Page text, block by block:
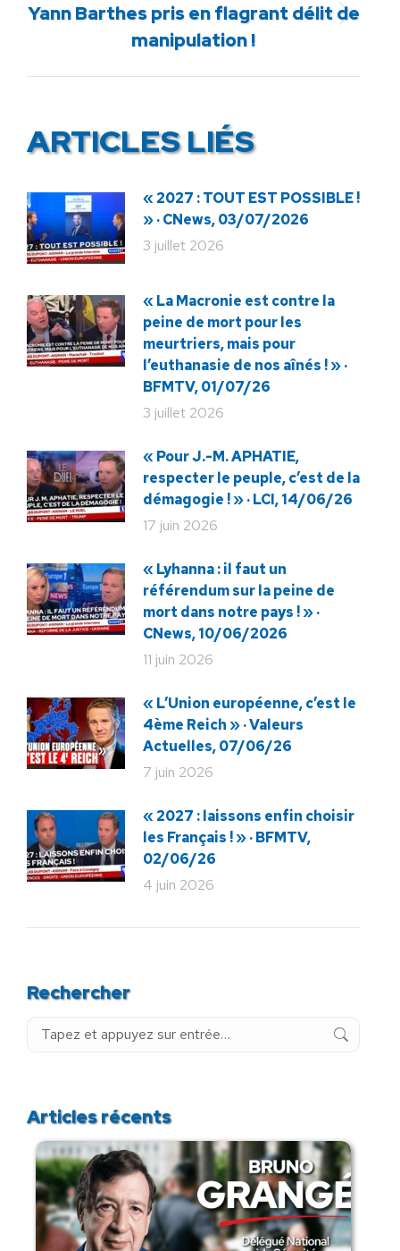
Article
suivant
Yann Barthes pris en flagrant délit de
manipulation !
ARTICLES LIÉS
« 2027 : TOUT EST POSSIBLE !
» · CNews, 03/07/2026
3 juillet 2026
« La Macronie est contre la
peine de mort pour les
meurtriers, mais pour
l’euthanasie de nos aînés ! » ·
BFMTV, 01/07/26
3 juillet 2026
« Pour J.-M. APHATIE,
respecter le peuple, c’est de la
démagogie ! » · LCI, 14/06/26
17 juin 2026
« Lyhanna : il faut un
référendum sur la peine de
mort dans notre pays ! » ·
CNews, 10/06/2026
11 juin 2026
« L’Union européenne, c’est le
4ème Reich » · Valeurs
Actuelles, 07/06/26
7 juin 2026
« 2027 : laissons enfin choisir
les Français ! » · BFMTV,
02/06/26
4 juin 2026
Rechercher
Recherche
Articles récents